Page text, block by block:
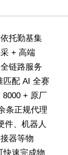
托勤基集
+ 高端
链路服务
匹配 AI 全赛
+ 原厂
条正规代理
件、机器人
器等物
快速完成物